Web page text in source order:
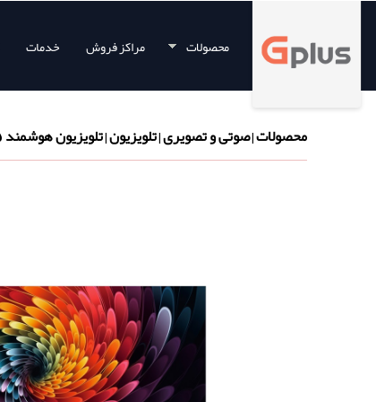
محصولات مراکز فروش خدمات
محصولات|صوتی و تصویری|تلویزیون|تلویزیون هوشمند 65 اینچ (سری Quincy)